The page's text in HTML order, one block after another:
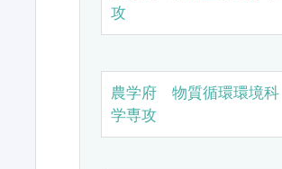
攻
農学府 物質循環環境科
学専攻